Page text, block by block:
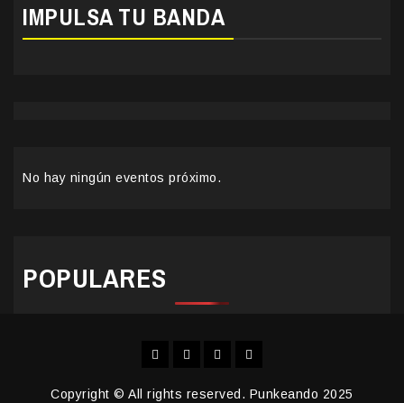
IMPULSA TU BANDA
No hay ningún eventos próximo.
POPULARES
FacebookInstagram
YouTubeTwitter
Copyright © All rights reserved. Punkeando 2025